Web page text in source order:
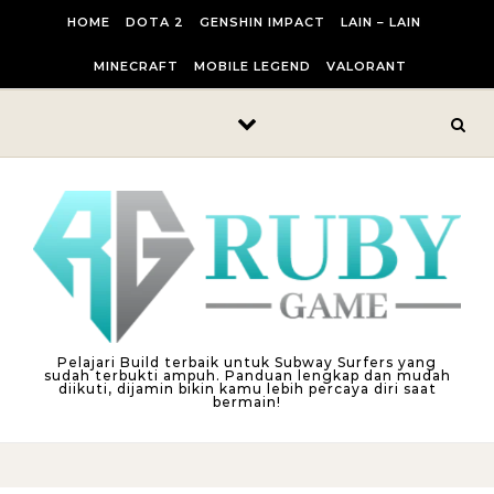
HOME DOTA 2 GENSHIN IMPACT LAIN – LAIN
MINECRAFT MOBILE LEGEND VALORANT
Pelajari Build terbaik untuk Subway Surfers yang
sudah terbukti ampuh. Panduan lengkap dan mudah
diikuti, dijamin bikin kamu lebih percaya diri saat
bermain!